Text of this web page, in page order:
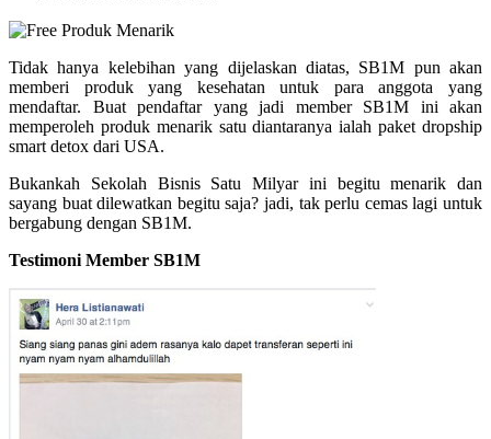
Tidak hanya kelebihan yang dijelaskan diatas, SB1M pun akan
memberi produk yang kesehatan untuk para anggota yang
mendaftar. Buat pendaftar yang jadi member SB1M ini akan
memperoleh produk menarik satu diantaranya ialah paket dropship
smart detox dari USA.
Bukankah Sekolah Bisnis Satu Milyar ini begitu menarik dan
sayang buat dilewatkan begitu saja? jadi, tak perlu cemas lagi untuk
bergabung dengan SB1M.
Testimoni Member SB1M